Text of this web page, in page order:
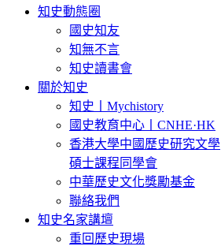
知史動態圈
國史知友
知無不言
知史讀書會
關於知史
知史丨Mychistory
國史教育中心丨CNHE·HK
香港大學中國歷史研究文學
碩士課程同學會
中華歷史文化獎勵基金
聯絡我們
知史名家講壇
重回歷史現場